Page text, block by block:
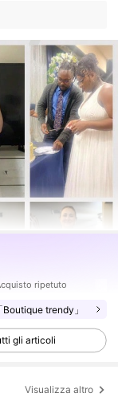
ripetuto
「Boutique trendy」
gli articoli
Visualizza altro